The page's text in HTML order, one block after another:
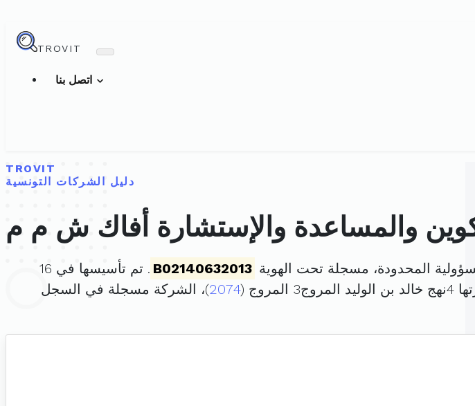
TROVIT
TROVIT
دليل الشركات التونسية
والمساعدة والإستشارة أفاك ش م م
المحدودة، مسجلة تحت الهوية B02140632013
. تم تأسيسها في 16
(
2074)، الشركة مسجلة في السجل